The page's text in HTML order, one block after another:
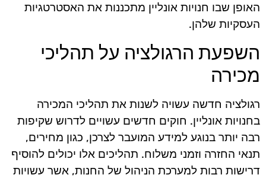
האופן שבו חנויות אונליין מתכננות את האסטרטגיות
העסקיות שלהן.
השפעת הרגולציה על תהליכי
מכירה
רגולציה חדשה עשויה לשנות את תהליכי המכירה
בחנויות אונליין. חוקים חדשים עשויים לדרוש שקיפות
רבה יותר בנוגע למידע המועבר לצרכן, כגון מחירים,
תנאי החזרה וזמני משלוח. תהליכים אלו יכולים להוסיף
דרישות רבות למערכת הניהול של החנות, אשר עשויות